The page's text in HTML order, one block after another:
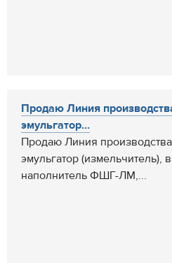
Продаю Линия
эмульгатор...
Продаю Линия
эмульгатор (измельчитель),
наполнитель ФШГ-ЛМ,...